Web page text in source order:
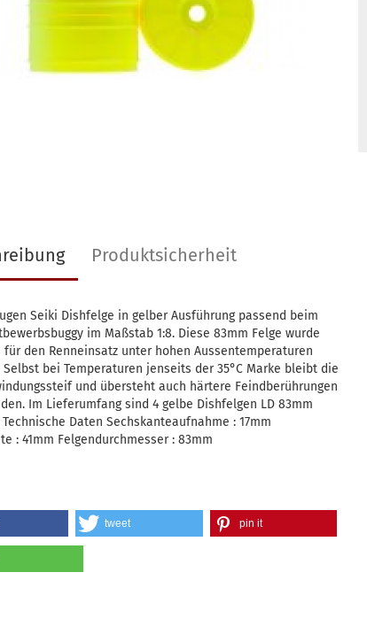
Produktsicherheit
Seiki Dishfelge in gelber Ausführung passend beim
im Maßstab 1:8. Diese 83mm Felge wurde
für den Renneinsatz unter hohen Aussentemperaturen
Selbst bei Temperaturen jenseits der 35°C Marke bleibt die
und übersteht auch härtere Feindberührungen
Im Lieferumfang sind 4 gelbe Dishfelgen LD 83mm
Daten Sechskanteaufnahme : 17mm
: 41mm Felgendurchmesser : 83mm
tweet pin it